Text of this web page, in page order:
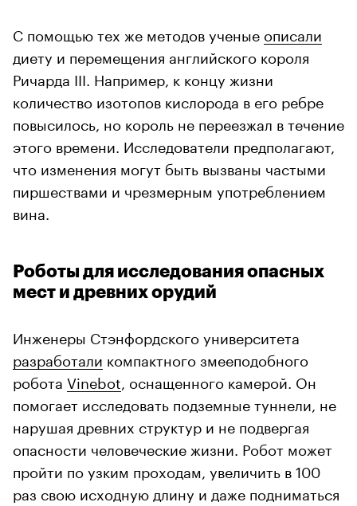
С помощью тех же методов ученые описали
диету и перемещения английского короля
Ричарда III. Например, к концу жизни
количество изотопов кислорода в его ребре
повысилось, но король не переезжал в течение
этого времени. Исследователи предполагают,
что изменения могут быть вызваны частыми
пиршествами и чрезмерным употреблением
вина.
Роботы для исследования опасных
мест и древних орудий
Инженеры Стэнфордского университета
разработали компактного змееподобного
робота Vinebot , оснащенного камерой. Он
помогает исследовать подземные туннели, не
нарушая древних структур и не подвергая
опасности человеческие жизни. Робот может
пройти по узким проходам, увеличить в 100
раз свою исходную длину и даже подниматься